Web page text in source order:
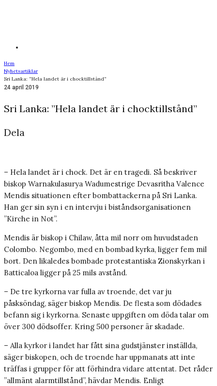
Hem
Nyhetsartiklar
Sri Lanka: ”Hela landet är i chocktillstånd”
24 april 2019
Sri Lanka: ”Hela landet är i chocktillstånd”
Dela
– Hela landet är i chock. Det är en tragedi. Så beskriver
biskop Warnakulasurya Wadumestrige Devasritha Valence
Mendis situationen efter bombattackerna på Sri Lanka.
Han ger sin syn i en intervju i biståndsorganisationen
”Kirche in Not”.
Mendis är biskop i Chilaw, åtta mil norr om huvudstaden
Colombo. Negombo, med en bombad kyrka, ligger fem mil
bort. Den likaledes bombade protestantiska Zionskyrkan i
Batticaloa ligger på 25 mils avstånd.
– De tre kyrkorna var fulla av troende, det var ju
påsksöndag, säger biskop Mendis. De flesta som dödades
befann sig i kyrkorna. Senaste uppgiften om döda talar om
över 300 dödsoffer. Kring 500 personer är skadade.
– Alla kyrkor i landet har fått sina gudstjänster inställda,
säger biskopen, och de troende har uppmanats att inte
träffas i grupper för att förhindra vidare attentat. Det råder
”allmänt alarmtillstånd”, hävdar Mendis. Enligt